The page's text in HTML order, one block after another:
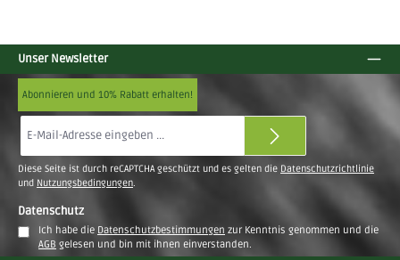
Unser Newsletter
Abonnieren und 10% Rabatt erhalten!
Mail-
Adresse
*
Diese Seite ist durch reCAPTCHA geschützt und es gelten die Datenschutzrichtlinie
und Nutzungsbedingungen.
Datenschutz
Ich habe die Datenschutzbestimmungen zur Kenntnis genommen und die
AGB gelesen und bin mit ihnen einverstanden.